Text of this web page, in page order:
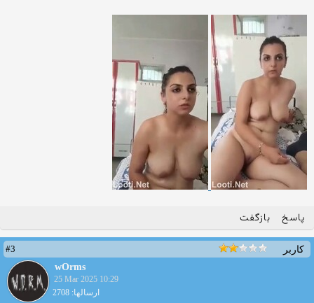
پاسخ بازگفت
کاربر
#3
wOrms
25 Mar 2025 10:29
ارسالها: 2708